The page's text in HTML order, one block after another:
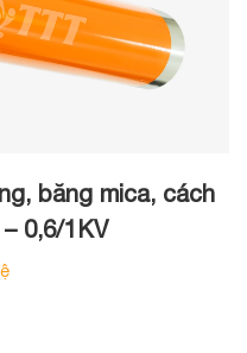
băng mica, cách
0,6/1KV